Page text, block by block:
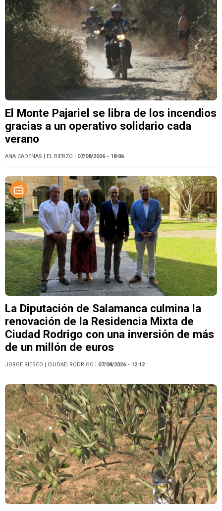
El Monte Pajariel se libra de los incendios
gracias a un operativo solidario cada
verano
ANA CADENAS | EL BIERZO | 07/08/2026 - 18:06
La Diputación de Salamanca culmina la
renovación de la Residencia Mixta de
Ciudad Rodrigo con una inversión de más
de un millón de euros
JORGE RIESCO | CIUDAD RODRIGO | 07/08/2026 - 12:12